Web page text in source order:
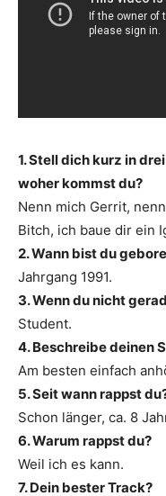
1. Stell dich kurz in
woher kommst du?
Nenn mich Gerrit,
Bitch, ich baue dir ein
2. Wann bist du
Jahrgang 1991.
3. Wenn du nicht
Student.
4. Beschreibe deinen
Am besten einfach
5. Seit wann rappst
Schon länger, ca. 8
6. Warum rappst du?
Weil ich es kann.
7. Dein bester Track?